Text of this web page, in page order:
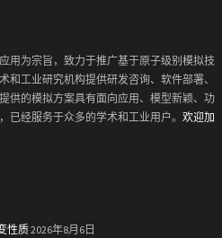
用为宗旨，致力于推广基于原子级别模拟技
和工业研究机构提供研发咨询、软件部署、
供的模拟方案具有面向应用、模型新颖、功
已经服务于众多的学术和工业用户。 欢迎加
性质2026年8月6日